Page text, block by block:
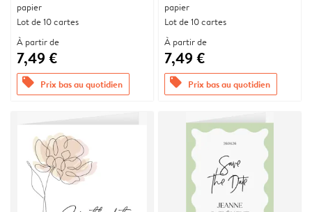
papier
Lot de 10 cartes
À partir de
7,49 €
offers Prix bas au quotidien
papier
Lot de 10 cartes
À partir de
7,49 €
offers Prix bas au quotidien